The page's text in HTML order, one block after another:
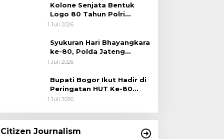
Kolone Senjata Bentuk
Logo 80 Tahun Polri
Warnai Upacara Hari
1 Juli 2026
Syukuran Hari Bhayangkara
ke-80, Polda Jateng
Teguhkan Semangat
Kebersamaan
1 Juli 2026
Bupati Bogor Ikut Hadir di
Peringatan HUT Ke-80
Bhayangkara, Sinergi Polri
Kunci Menjaga Keamanan
1 Juli 2026
Citizen Journalism